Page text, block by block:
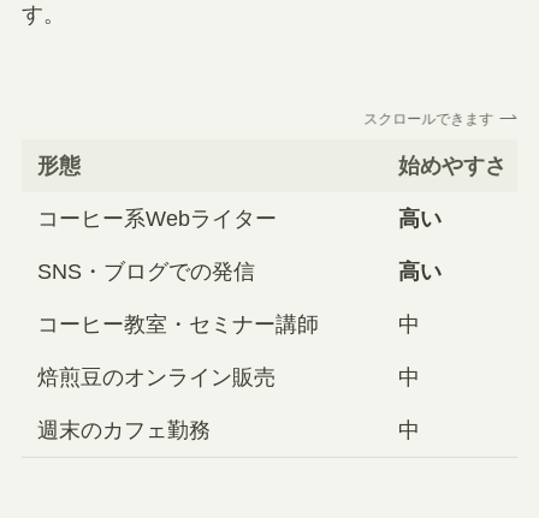
す。
スクロールできます
形態 始めやすさ
コーヒー系Webライター 高い
SNS・ブログでの発信 高い
コーヒー教室・セミナー講師 中
焙煎豆のオンライン販売 中
週末のカフェ勤務 中